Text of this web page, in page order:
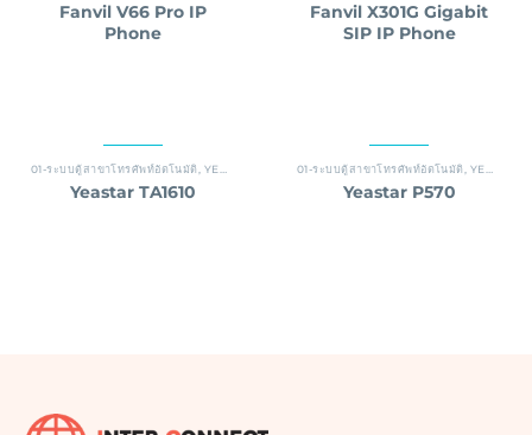
Fanvil V66 Pro IP
Phone
Fanvil X301G Gigabit
SIP IP Phone
01-ระบบตู้สาขาโทรศัพท์อัตโนมัติ, YEASTAR
Yeastar TA1610
01-ระบบตู้สาขาโทรศัพท์อัตโนมัติ, YEASTAR
Yeastar P570